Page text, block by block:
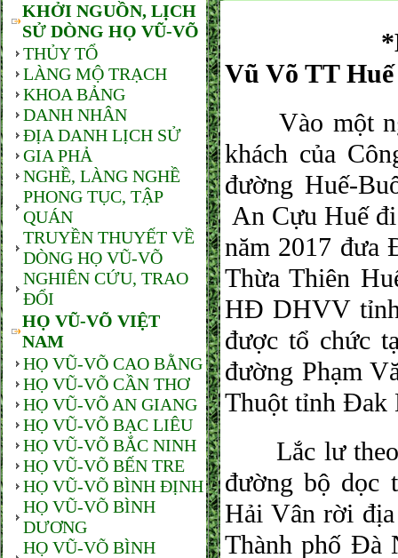
KHỞI NGUỒN, LỊCH
SỬ DÒNG HỌ VŨ-VÕ
THỦY TỔ
LÀNG MỘ TRẠCH
KHOA BẢNG
DANH NHÂN
ĐỊA DANH LỊCH SỬ
GIA PHẢ
NGHỀ, LÀNG NGHỀ
PHONG TỤC, TẬP
QUÁN
TRUYỀN THUYẾT VỀ
DÒNG HỌ VŨ-VÕ
NGHIÊN CỨU, TRAO
ĐỔI
HỌ VŨ-VÕ VIỆT
NAM
HỌ VŨ-VÕ CAO BẰNG
HỌ VŨ-VÕ CẦN THƠ
HỌ VŨ-VÕ AN GIANG
HỌ VŨ-VÕ BẠC LIÊU
HỌ VŨ-VÕ BẮC NINH
HỌ VŨ-VÕ BẾN TRE
HỌ VŨ-VÕ BÌNH ĐỊNH
HỌ VŨ-VÕ BÌNH
DƯƠNG
HỌ VŨ-VÕ BÌNH
*Bút ký
Vũ Võ TT Huế
Vào một
khách của
đường Huế-
An Cựu Huế
năm 2017 đưa
Thừa Thiên
HĐ DHVV tỉnh
được tổ chức
đường Phạm
Thuột tỉnh Đak
Lắc lư theo
đường bộ dọc
Hải Vân rời địa
Thành phố Đà